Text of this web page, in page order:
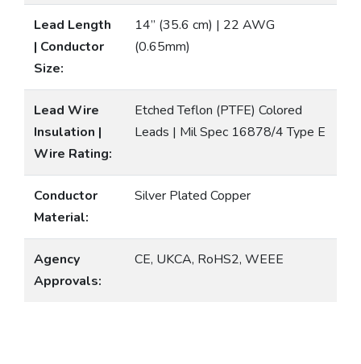
Lead Length
| Conductor
Size:
14” (35.6 cm) | 22 AWG
(0.65mm)
Lead Wire
Insulation |
Wire Rating:
Etched Teflon (PTFE) Colored
Leads | Mil Spec 16878/4 Type E
Conductor
Material:
Silver Plated Copper
Agency
Approvals:
CE, UKCA, RoHS2, WEEE